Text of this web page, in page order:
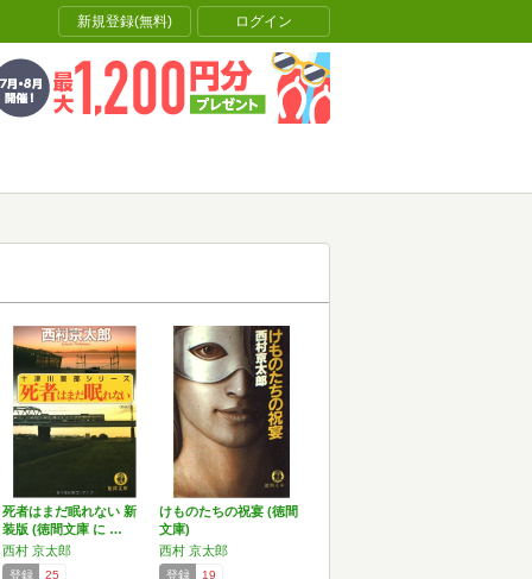
新規登録(無料) ログイン
死者はまだ眠れない 新
装版 (徳間文庫 に …
西村 京太郎
登録 25
けものたちの祝宴 (徳間
文庫)
西村 京太郎
登録 19